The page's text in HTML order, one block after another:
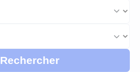
Rechercher